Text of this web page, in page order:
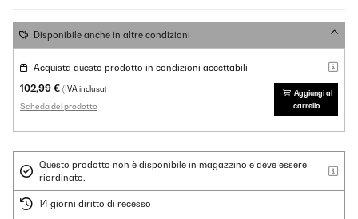
Disponibile anche in altre condizioni
Acquista questo prodotto in condizioni accettabili
102,99 € (IVA inclusa)
Scheda del prodotto
Aggiungi al
carrello
Questo prodotto non è disponibile in magazzino e deve essere
riordinato.
14 giorni diritto di recesso